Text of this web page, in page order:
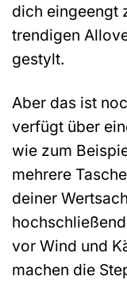
dich eingeengt
trendigen
gestylt.
Aber das ist
verfügt über
wie zum
mehrere
deiner
vor Wind und
machen die